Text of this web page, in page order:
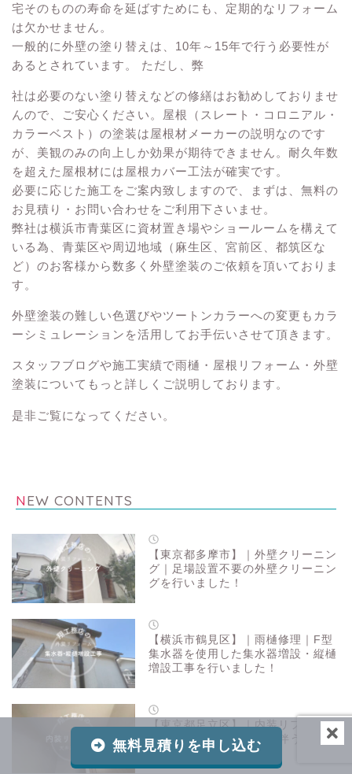
宅そのものの寿命を延ばすためにも、定期的なリフォーム
は欠かせません。
一般的に外壁の塗り替えは、10年～15年で行う必要性が
あるとされています。 ただし、弊
社は必要のない塗り替えなどの修繕はお勧めしておりませ
んので、ご安心ください。屋根（スレート・コロニアル・
カラーベスト）の塗装は屋根材メーカーの説明なのです
が、美観のみの向上しか効果が期待できません。耐久年数
を超えた屋根材には屋根カバー工法が確実です。
必要に応じた施工をご案内致しますので、まずは、 無料の
お見積り・お問い合わせをご利用下さいませ。
弊社は横浜市青葉区に資材置き場やショールームを構えて
いる為、青葉区や周辺地域（麻生区、宮前区、都筑区な
ど）のお客様から数多く外壁塗装のご依頼を頂いておりま
す。
外壁塗装の難しい色選びやツートンカラーへの変更もカラ
ーシミュレーションを活用してお手伝いさせて頂きます。
スタッフブログや施工実績で雨樋・屋根リフォーム・外壁
塗装についてもっと詳しくご説明しております。
是非ご覧になってください。
NEW CONTENTS
【東京都多摩市】｜外壁クリーニン
グ｜足場設置不要の外壁クリーニン
グを行いました！
【横浜市鶴見区】｜雨樋修理｜F型
集水器を使用した集水器増設・縦樋
増設工事を行いました！
【東京都足立区】｜内装リフォーム
｜中古物件の天窓塞ぎに伴う天井造
作工事を行いました！
無料見積りを申し込む